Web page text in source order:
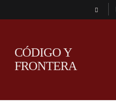
CÓDIGO Y
FRONTERA